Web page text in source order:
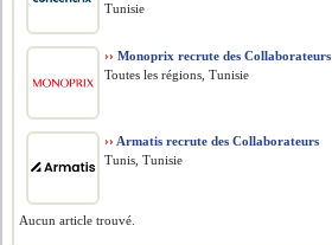
Tunisie
›› Monoprix recrute des Collaborateurs
Toutes les régions, Tunisie
›› Armatis recrute des Collaborateurs
Tunis, Tunisie
Aucun article trouvé.